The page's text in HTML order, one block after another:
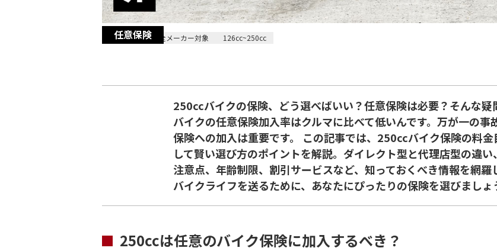
任意保険
2025/09/03 全メーカー対象 126cc~250cc
250ccバイクの保険、どう選べばいい？任意保険は必要？そんな疑
バイクの任意保険加入率はクルマに比べて低いんです。万が一の
保険への加入は重要です。 この記事では、250ccバイク保険の料
して賢い選び方のポイントを解説。ダイレクト型と代理店型の違
注意点、年齢制限、割引サービスなど、知っておくべき情報を網羅
バイクライフを送るために、あなたにぴったりの保険を選びましょ
250ccは任意のバイク保険に加入するべき？